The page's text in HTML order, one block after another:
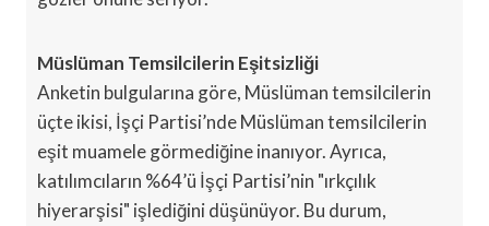
Müslüman Temsilcilerin Eşitsizliği
Anketin bulgularına göre, Müslüman temsilcilerin
üçte ikisi, İşçi Partisi’nde Müslüman temsilcilerin
eşit muamele görmediğine inanıyor. Ayrıca,
katılımcıların %64’ü İşçi Partisi’nin "ırkçılık
hiyerarşisi" işlediğini düşünüyor. Bu durum,